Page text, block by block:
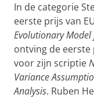
In de categorie
eerste prijs van
Evolutionary
ontving de
voor zijn scriptie
Variance
Analysis. Ruben